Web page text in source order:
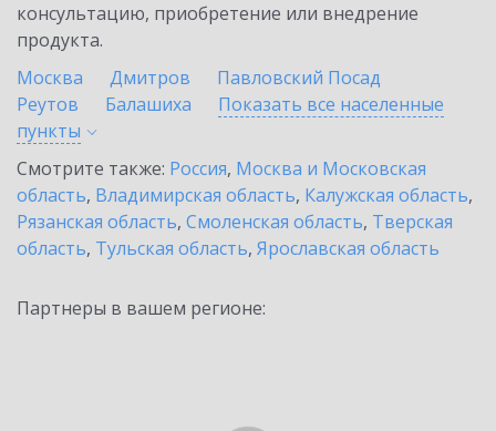
консультацию, приобретение или внедрение
продукта.
Москва
Дмитров
Павловский Посад
Реутов
Балашиха
Показать все населенные
пункты
Смотрите также: Россия, Москва и Московская
область, Владимирская область, Калужская область,
Рязанская область, Смоленская область, Тверская
область, Тульская область, Ярославская область
Партнеры в вашем регионе: